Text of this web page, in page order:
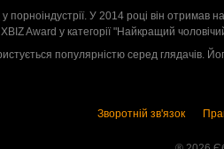
У 2014 році він
Award у категорії "Найкращий
популярністю серед глядачів.
Зворотній зв'язок